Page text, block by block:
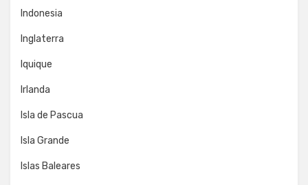
Indonesia
Inglaterra
Iquique
Irlanda
Isla de Pascua
Isla Grande
Islas Baleares